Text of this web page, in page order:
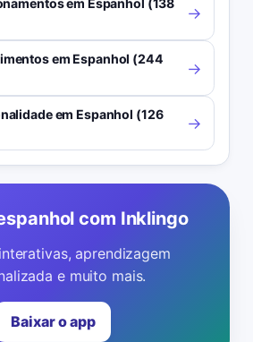
em Espanhol (138
→
em Espanhol (244
→
em Espanhol (126
→
com Inklingo
aprendizagem
e muito mais.
Baixar o app